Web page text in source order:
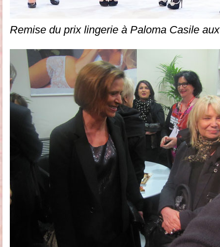
Remise du prix lingerie à Paloma Casile